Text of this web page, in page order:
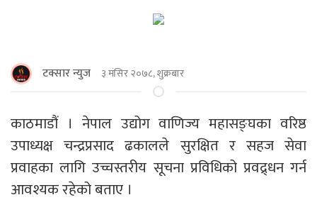
टक्सार न्युज ३ मंसिर २०७८, शुक्रबार
काठमाडौं । नेपाल उद्योग वाणिज्य महासङ्घका वरिष्ठ
उपाध्यक्ष चन्द्रप्रसाद ढकालले सुरक्षित र सहज सेवा
प्रवाहका लागि उच्चस्तरीय सूचना प्रविधिको प्रवद्र्धन गर्न
आवश्यक रहेको बताए ।